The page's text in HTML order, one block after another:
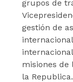
grupos de
gestión de
misiones de
la Republica.